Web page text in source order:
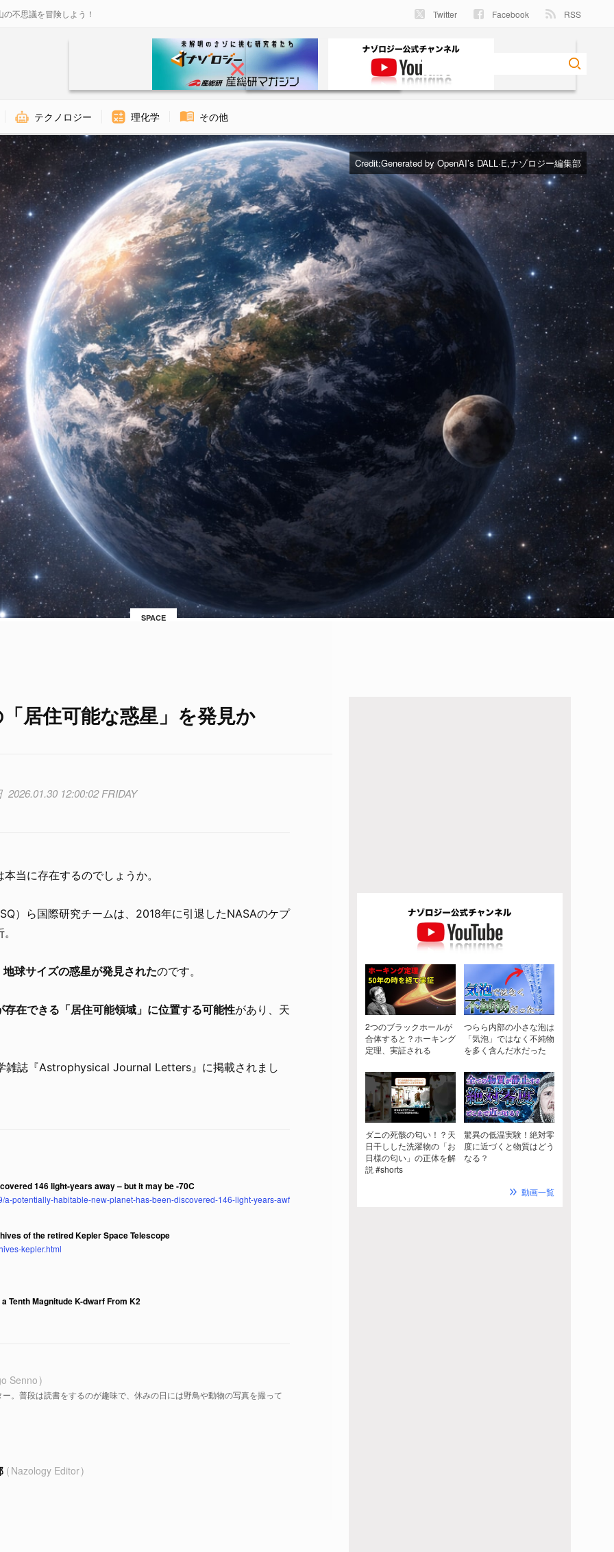
不思議を冒険しよう！ Twitter Facebook RSS
テクノロジー 理化学 その他
Credit:Generated by OpenAI’s DALL·E,ナゾロジー編集部
SPACE
居住可能な惑星」を発見か
2026.01.30 12:00:02 FRIDAY
当に存在するのでしょうか。
）ら国際研究チームは、2018年に引退したNASAのケプ
球サイズの惑星が発見されたのです。
存在できる「居住可能領域」に位置する可能性があり、天
雑誌『Astrophysical Journal Letters』に掲載されまし
146 light-years away – but it may be -70C
a-potentially-habitable-new-planet-has-been-discovered-146-light-years-awf
of the retired Kepler Space Telescope
kepler.html
Tenth Magnitude K-dwarf From K2
Senno
。普段は読書をするのが趣味で、休みの日には野鳥や動物の写真を撮って
Nazology Editor
2つのブラックホールが
合体すると？ホーキング
定理、実証される
つらら内部の小さな泡は
「気泡」ではなく不純物
を多く含んだ水だった
ダニの死骸の匂い！？天
日干しした洗濯物の「お
日様の匂い」の正体を解
説 #shorts
驚異の低温実験！絶対零
度に近づくと物質はどう
なる？
動画一覧